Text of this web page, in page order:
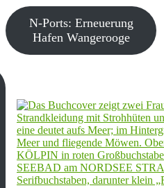
N-Ports: Erneuerung
Hafen Wangerooge